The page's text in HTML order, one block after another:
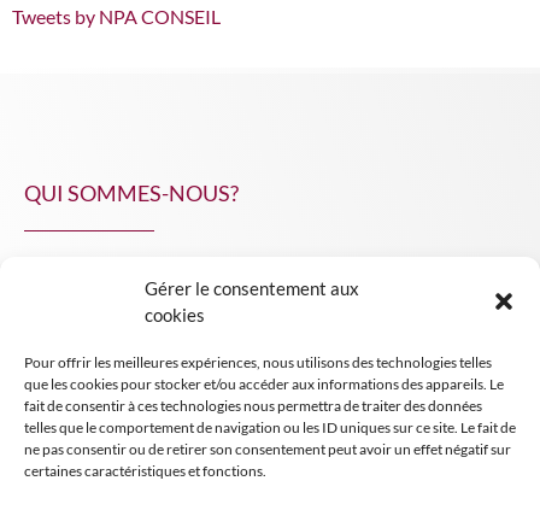
Gérer le consentement aux
cookies
Pour offrir les meilleures expériences, nous utilisons des technologies telles
que les cookies pour stocker et/ou accéder aux informations des appareils. Le
fait de consentir à ces technologies nous permettra de traiter des données
telles que le comportement de navigation ou les ID uniques sur ce site. Le fait de
ne pas consentir ou de retirer son consentement peut avoir un effet négatif sur
certaines caractéristiques et fonctions.
Tweets by NPA CONSEIL
QUI SOMMES-NOUS?
INSIGHT NPA